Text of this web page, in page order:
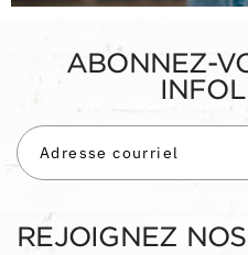
ABONNEZ-
REJOIGNEZ